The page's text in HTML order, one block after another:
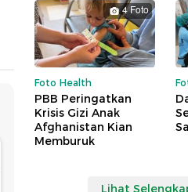
4 Foto
Foto Health
PBB Peringatkan
Krisis Gizi Anak
Afghanistan Kian
Memburuk
Lihat